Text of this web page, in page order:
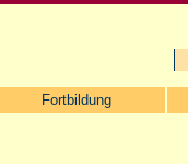
Fortbildung